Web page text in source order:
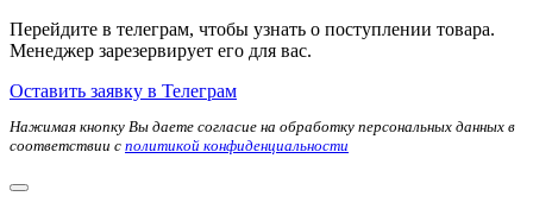
Перейдите в телеграм, чтобы узнать о поступлении товара.
Менеджер зарезервирует его для вас.
Оставить заявку в Телеграм
Нажимая кнопку Вы даете согласие на обработку персональных данных в
соответствии с политикой конфиденциальности